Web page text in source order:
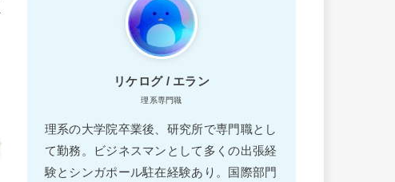
リケログ / エラン
理系専門職
理系の大学院卒業後、研究所で専門職とし
て勤務。ビジネスマンとして多くの出張経
験とシンガポール駐在経験あり。国際部門